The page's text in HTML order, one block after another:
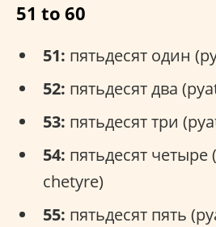
51 to 60
51: пятьдесят один
52: пятьдесят два
53: пятьдесят три
54: пятьдесят четыре
chetyre)
55: пятьдесят пять